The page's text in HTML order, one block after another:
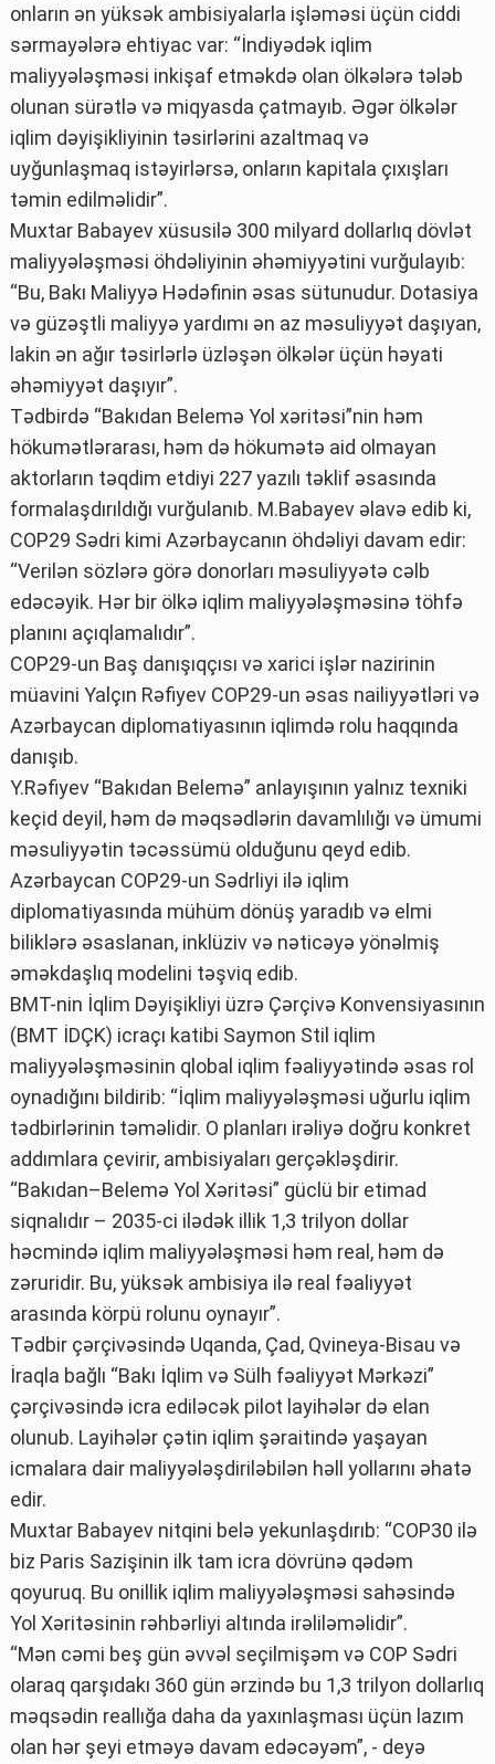
onların ən yüksək ambisiyalarla işləməsi üçün ciddi
sərmayələrə ehtiyac var: “İndiyədək iqlim
maliyyələşməsi inkişaf etməkdə olan ölkələrə tələb
olunan sürətlə və miqyasda çatmayıb. Əgər ölkələr
iqlim dəyişikliyinin təsirlərini azaltmaq və
uyğunlaşmaq istəyirlərsə, onların kapitala çıxışları
təmin edilməlidir”.
Muxtar Babayev xüsusilə 300 milyard dollarlıq dövlət
maliyyələşməsi öhdəliyinin əhəmiyyətini vurğulayıb:
“Bu, Bakı Maliyyə Hədəfinin əsas sütunudur. Dotasiya
və güzəştli maliyyə yardımı ən az məsuliyyət daşıyan,
lakin ən ağır təsirlərlə üzləşən ölkələr üçün həyati
əhəmiyyət daşıyır”.
Tədbirdə “Bakıdan Belemə Yol xəritəsi”nin həm
hökumətlərarası, həm də hökumətə aid olmayan
aktorların təqdim etdiyi 227 yazılı təklif əsasında
formalaşdırıldığı vurğulanıb. M.Babayev əlavə edib ki,
COP29 Sədri kimi Azərbaycanın öhdəliyi davam edir:
“Verilən sözlərə görə donorları məsuliyyətə cəlb
edəcəyik. Hər bir ölkə iqlim maliyyələşməsinə töhfə
planını açıqlamalıdır”.
COP29-un Baş danışıqçısı və xarici işlər nazirinin
müavini Yalçın Rəfiyev COP29-un əsas nailiyyətləri və
Azərbaycan diplomatiyasının iqlimdə rolu haqqında
danışıb.
Y.Rəfiyev “Bakıdan Belemə” anlayışının yalnız texniki
keçid deyil, həm də məqsədlərin davamlılığı və ümumi
məsuliyyətin təcəssümü olduğunu qeyd edib.
Azərbaycan COP29-un Sədrliyi ilə iqlim
diplomatiyasında mühüm dönüş yaradıb və elmi
biliklərə əsaslanan, inklüziv və nəticəyə yönəlmiş
əməkdaşlıq modelini təşviq edib.
BMT-nin İqlim Dəyişikliyi üzrə Çərçivə Konvensiyasının
(BMT İDÇK) icraçı katibi Saymon Stil iqlim
maliyyələşməsinin qlobal iqlim fəaliyyətində əsas rol
oynadığını bildirib: “İqlim maliyyələşməsi uğurlu iqlim
tədbirlərinin təməlidir. O planları irəliyə doğru konkret
addımlara çevirir, ambisiyaları gerçəkləşdirir.
“Bakıdan–Belemə Yol Xəritəsi” güclü bir etimad
siqnalıdır – 2035-ci ilədək illik 1,3 trilyon dollar
həcmində iqlim maliyyələşməsi həm real, həm də
zəruridir. Bu, yüksək ambisiya ilə real fəaliyyət
arasında körpü rolunu oynayır”.
Tədbir çərçivəsində Uqanda, Çad, Qvineya-Bisau və
İraqla bağlı “Bakı İqlim və Sülh fəaliyyət Mərkəzi”
çərçivəsində icra ediləcək pilot layihələr də elan
olunub. Layihələr çətin iqlim şəraitində yaşayan
icmalara dair maliyyələşdiriləbilən həll yollarını əhatə
edir.
Muxtar Babayev nitqini belə yekunlaşdırıb: “COP30 ilə
biz Paris Sazişinin ilk tam icra dövrünə qədəm
qoyuruq. Bu onillik iqlim maliyyələşməsi sahəsində
Yol Xəritəsinin rəhbərliyi altında irəliləməlidir”.
“Mən cəmi beş gün əvvəl seçilmişəm və COP Sədri
olaraq qarşıdakı 360 gün ərzində bu 1,3 trilyon dollarlıq
məqsədin reallığa daha da yaxınlaşması üçün lazım
olan hər şeyi etməyə davam edəcəyəm”, - deyə